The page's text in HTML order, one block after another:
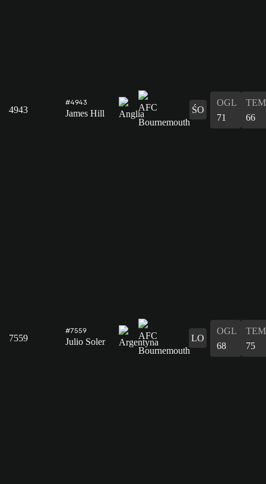
4943
#4943
James Hill ŚO
OGL
71
TEM
66
7559
#7559
Julio Soler LO
OGL
68
TEM
75